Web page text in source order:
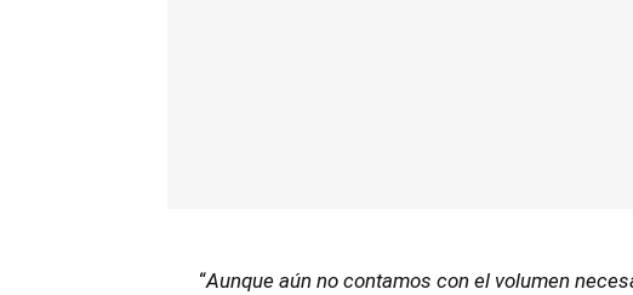
“Aunque aún no contamos con el volumen